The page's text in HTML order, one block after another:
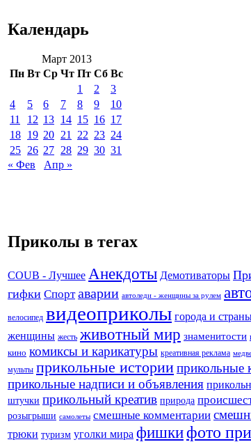
Календарь
Март 2013
Пн Вт Ср Чт Пт Сб Вс
1
2
3
4
5 6 7 8 9
10
11
12 13 14 15 16 17
18 19 20 21 22 23 24
25 26 27 28 29 30 31
« Фев
Апр »
Приколы в тегах
COUB - Лучшее Анекдоты Демотиваторы
гифки Спорт аварии автоледи - женщины за рулем
велосипед видеоприколы города и
женщины жесть животный мир знаменитости
кино комиксы и карикатуры креативная реклама
мульты прикольные историиприкольные
прикольные надписи и объявления
штучки прикольный креатив природа
розыгрыши самолеты смешные комментарии
трюки туризм уголки мира фишкифото